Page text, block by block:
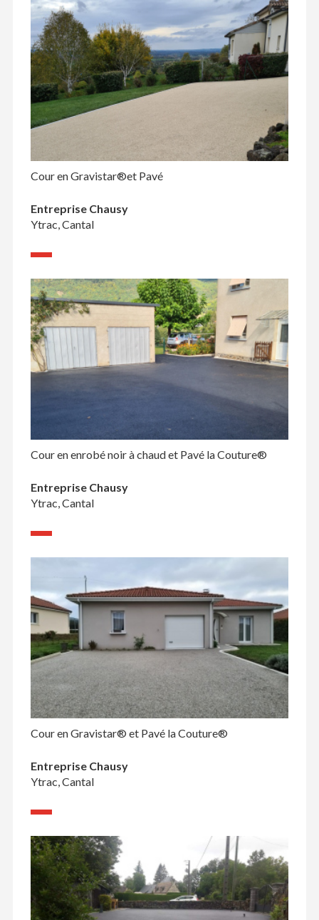
Cour en Gravistar®et Pavé
Entreprise Chausy
Ytrac, Cantal
Cour en enrobé noir à chaud et Pavé la Couture®
Entreprise Chausy
Ytrac, Cantal
Cour en Gravistar® et Pavé la Couture®
Entreprise Chausy
Ytrac, Cantal